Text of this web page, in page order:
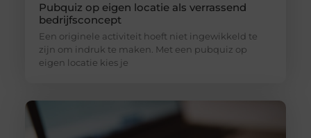
Pubquiz op eigen locatie als verrassend
bedrijfsconcept
Een originele activiteit hoeft niet ingewikkeld te
zijn om indruk te maken. Met een pubquiz op
eigen locatie kies je